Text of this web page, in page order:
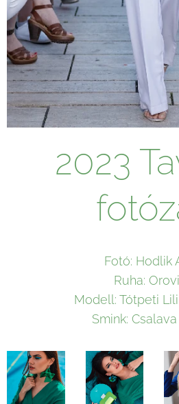
2023
Fotó: Hodlik
Ruha:
Modell: Tótpeti
Smink: